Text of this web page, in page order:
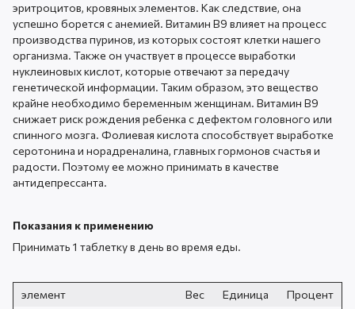
эритроцитов, кровяных элементов. Как следствие, она
успешно борется с анемией. Витамин В9 влияет на процесс
производства пуринов, из которых состоят клетки нашего
организма. Также он участвует в процессе выработки
нуклеиновых кислот, которые отвечают за передачу
генетической информации. Таким образом, это вещество
крайне необходимо беременным женщинам. Витамин В9
снижает риск рождения ребенка с дефектом головного или
спинного мозга. Фолиевая кислота способствует выработке
серотонина и норадреналина, главных гормонов счастья и
радости. Поэтому ее можно принимать в качестве
антидепрессанта.
Показания к применению
Принимать 1 таблетку в день во время еды.
элемент Вес Единица Процент